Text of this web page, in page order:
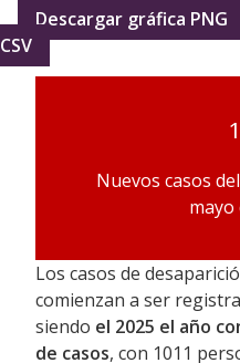
Descargar gráfica PNG
CSV
Nuevos casos
mayo
Los casos de
comienzan a ser
siendo el 2025 el año
de casos, con 1011